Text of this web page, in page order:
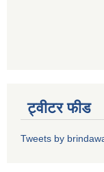
ट्वीटर फीड
Tweets by